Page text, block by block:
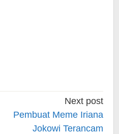
Next post
Pembuat Meme Iriana
Jokowi Terancam